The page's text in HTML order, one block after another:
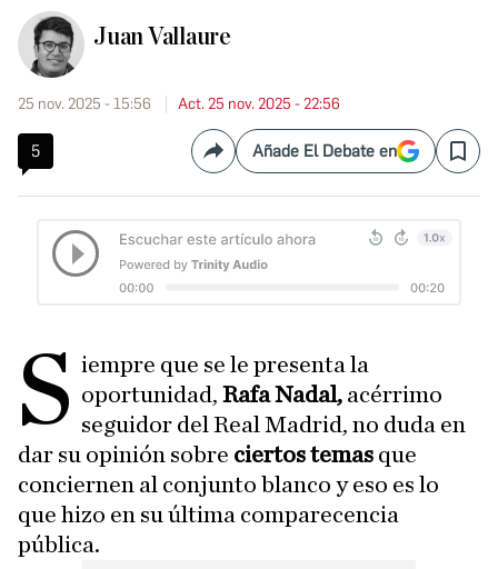
Juan Vallaure
25 nov. 2025 - 15:56 Act. 25 nov. 2025 - 22:56
5 CompartirAñade El Debate en Save
S iempre que se le presenta la
oportunidad,Rafa Nadal, acérrimo
seguidor del Real Madrid, no duda en
dar su opinión sobre ciertos temas que
conciernen al conjunto blanco y eso es lo
que hizo en su última comparecencia
pública.